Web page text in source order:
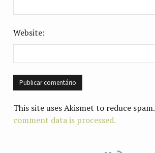
Website:
This site uses Akismet to reduce spam.
comment data is processed.